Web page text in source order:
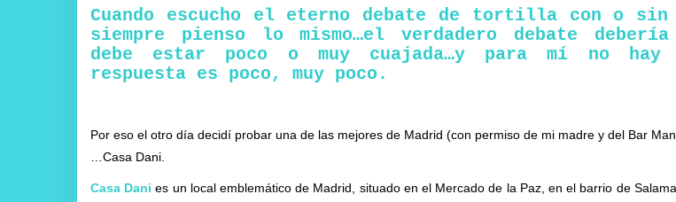
Cuando escucho el eterno debate de tortilla con o sin
siempre pienso lo mismo…el verdadero debate
debe estar poco o muy cuajada…y para mí no hay
respuesta es poco, muy poco.
Por eso el otro día decidí probar una de las mejores de Madrid (con permiso de mi madre y del Bar
…Casa Dani.
Casa Dani es un local emblemático de Madrid, situado en el Mercado de la Paz, en el barrio de